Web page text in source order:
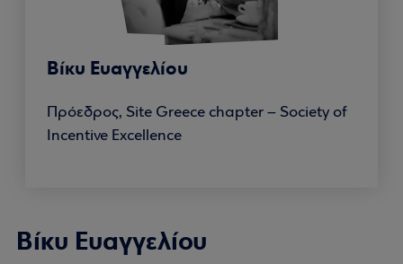
Βίκυ Ευαγγελίου
Πρόεδρος, Site Greece chapter – Society of
Incentive Excellence
Βίκυ Ευαγγελίου